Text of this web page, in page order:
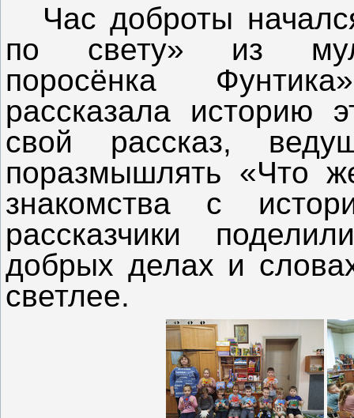
Час доброты
по свету» из
поросёнка
рассказала историю
свой рассказ,
поразмышлять «Что
знакомства с
рассказчики
добрых делах и
светлее.